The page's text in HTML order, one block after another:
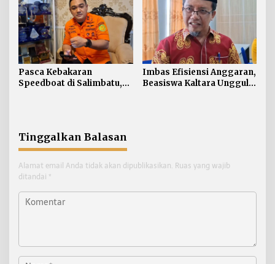
Pasca Kebakaran
Speedboat di Salimbatu,
Imbas Efisiensi Anggaran,
Beasiswa Kaltara Unggul
Tinggalkan Balasan
Alamat email Anda tidak akan dipublikasikan. Ruas yang wajib
ditandai *